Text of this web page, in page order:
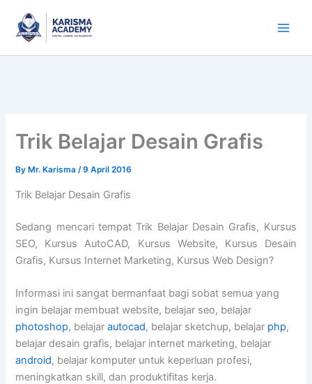
content
Trik Belajar Desain Grafis
By Mr. Karisma/9 April 2016
Trik Belajar Desain Grafis
Sedang mencari tempat Trik Belajar Desain Grafis, Kursus
SEO, Kursus AutoCAD, Kursus Website, Kursus Desain
Grafis, Kursus Internet Marketing, Kursus Web Design?
Informasi ini sangat bermanfaat bagi sobat semua yang
ingin belajar membuat website, belajar seo, belajar
photoshop, belajarautocad, belajar sketchup, belajar php,
belajar desain grafis, belajar internet marketing, belajar
android, belajar komputer untuk keperluan profesi,
meningkatkan skill, dan produktifitas kerja.